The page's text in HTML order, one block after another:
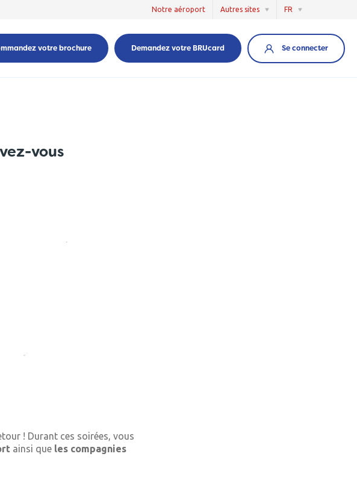
Notre aéroport Autres sites FR
votre brochure Demandez votre BRUcard Se connecter
vous
! Durant ces soirées, vous
ainsi que les compagnies